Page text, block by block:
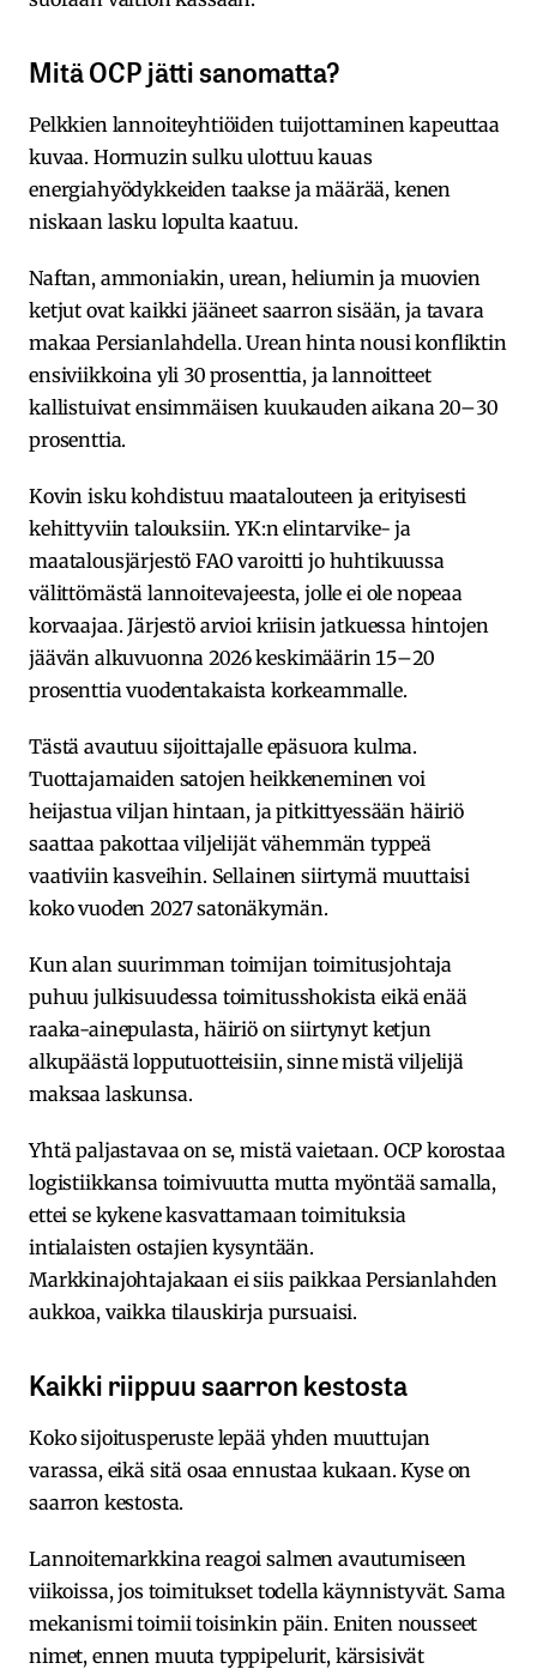
Mitä OCP jätti sanomatta?
Pelkkien lannoiteyhtiöiden tuijottaminen kapeuttaa
kuvaa. Hormuzin sulku ulottuu kauas
energiahyödykkeiden taakse ja määrää, kenen
niskaan lasku lopulta kaatuu.
Naftan, ammoniakin, urean, heliumin ja muovien
ketjut ovat kaikki jääneet saarron sisään, ja tavara
makaa Persianlahdella. Urean hinta nousi konfliktin
ensiviikkoina yli 30 prosenttia, ja lannoitteet
kallistuivat ensimmäisen kuukauden aikana 20–30
prosenttia.
Kovin isku kohdistuu maatalouteen ja erityisesti
kehittyviin talouksiin. YK:n elintarvike- ja
maatalousjärjestö FAO varoitti jo huhtikuussa
välittömästä lannoitevajeesta, jolle ei ole nopeaa
korvaajaa. Järjestö arvioi kriisin jatkuessa hintojen
jäävän alkuvuonna 2026 keskimäärin 15–20
prosenttia vuodentakaista korkeammalle.
Tästä avautuu sijoittajalle epäsuora kulma.
Tuottajamaiden satojen heikkeneminen voi
heijastua viljan hintaan, ja pitkittyessään häiriö
saattaa pakottaa viljelijät vähemmän typpeä
vaativiin kasveihin. Sellainen siirtymä muuttaisi
koko vuoden 2027 satonäkymän.
Kun alan suurimman toimijan toimitusjohtaja
puhuu julkisuudessa toimitusshokista eikä enää
raaka-ainepulasta, häiriö on siirtynyt ketjun
alkupäästä lopputuotteisiin, sinne mistä viljelijä
maksaa laskunsa.
Yhtä paljastavaa on se, mistä vaietaan. OCP korostaa
logistiikkansa toimivuutta mutta myöntää samalla,
ettei se kykene kasvattamaan toimituksia
intialaisten ostajien kysyntään.
Markkinajohtajakaan ei siis paikkaa Persianlahden
aukkoa, vaikka tilauskirja pursuaisi.
Kaikki riippuu saarron kestosta
Koko sijoitusperuste lepää yhden muuttujan
varassa, eikä sitä osaa ennustaa kukaan. Kyse on
saarron kestosta.
Lannoitemarkkina reagoi salmen avautumiseen
viikoissa, jos toimitukset todella käynnistyvät. Sama
mekanismi toimii toisinkin päin. Eniten nousseet
nimet, ennen muuta typpipelurit, kärsisivät